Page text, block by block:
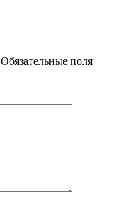
Обязательные поля